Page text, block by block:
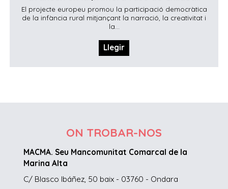
El projecte europeu promou la participació democràtica
de la infància rural mitjançant la narració, la creativitat i
la...
Llegir
ON TROBAR-NOS
MACMA. Seu Mancomunitat Comarcal de la
Marina Alta
C/ Blasco Ibáñez, 50 baix - 03760 - Ondara